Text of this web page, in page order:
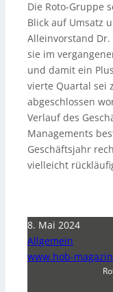
Die Roto-Gruppe
Blick auf Umsatz
Alleinvorstand
sie im
und damit ein
vierte Quartal sei
abgeschlossen
Verlauf des
Managements
Geschäftsjahr
vielleicht
8. Mai 2024
Allgemein
www.hob-